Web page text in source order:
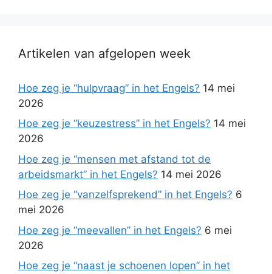
Artikelen van afgelopen week
Hoe zeg je “hulpvraag” in het Engels? 14 mei
2026
Hoe zeg je “keuzestress” in het Engels? 14 mei
2026
Hoe zeg je “mensen met afstand tot de
arbeidsmarkt” in het Engels? 14 mei 2026
Hoe zeg je “vanzelfsprekend” in het Engels? 6
mei 2026
Hoe zeg je “meevallen” in het Engels? 6 mei
2026
Hoe zeg je “naast je schoenen lopen” in het